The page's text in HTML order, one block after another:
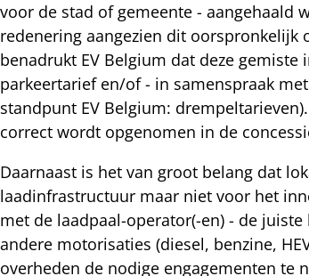
voor de stad of gemeente - aangehaald
redenering aangezien dit
benadrukt EV Belgium dat deze
parkeertarief en/of - in samenspraak
standpunt EV Belgium:
correct wordt opgenomen in de
Daarnaast is het van groot belang dat
laadinfrastructuur maar niet voor het
met de laadpaal-operator(-en) - de
andere motorisaties (diesel, benzine,
overheden de nodige engagementen te